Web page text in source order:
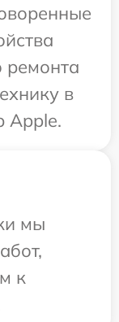
ремонта
в
Apple.
мы
к